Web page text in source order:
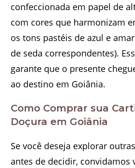
confeccionada em papel de
com cores que harmonizam
os tons pastéis de azul e
de seda correspondentes).
garante que o presente
ao destino em Goiânia.
Como Comprar sua
Doçura em Goiânia
Se você deseja explorar
antes de decidir, convidamos